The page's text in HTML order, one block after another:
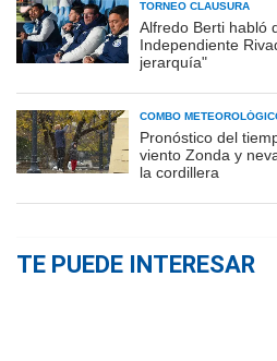
TORNEO CLAUSURA
Alfredo Berti habló
Independiente
jerarquía"
COMBO
Pronóstico del
viento Zonda y
la cordillera
TE PUEDE INTERESAR